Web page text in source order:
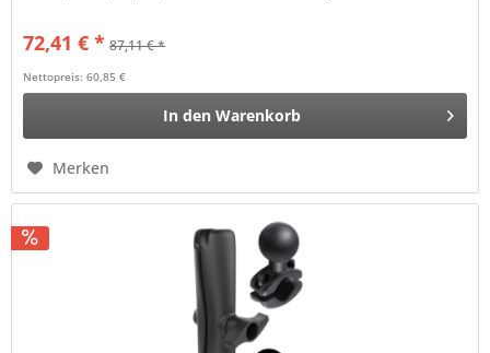
72,41 € * 87,11 € *
Nettopreis: 60,85 €
In den Warenkorb
Merken